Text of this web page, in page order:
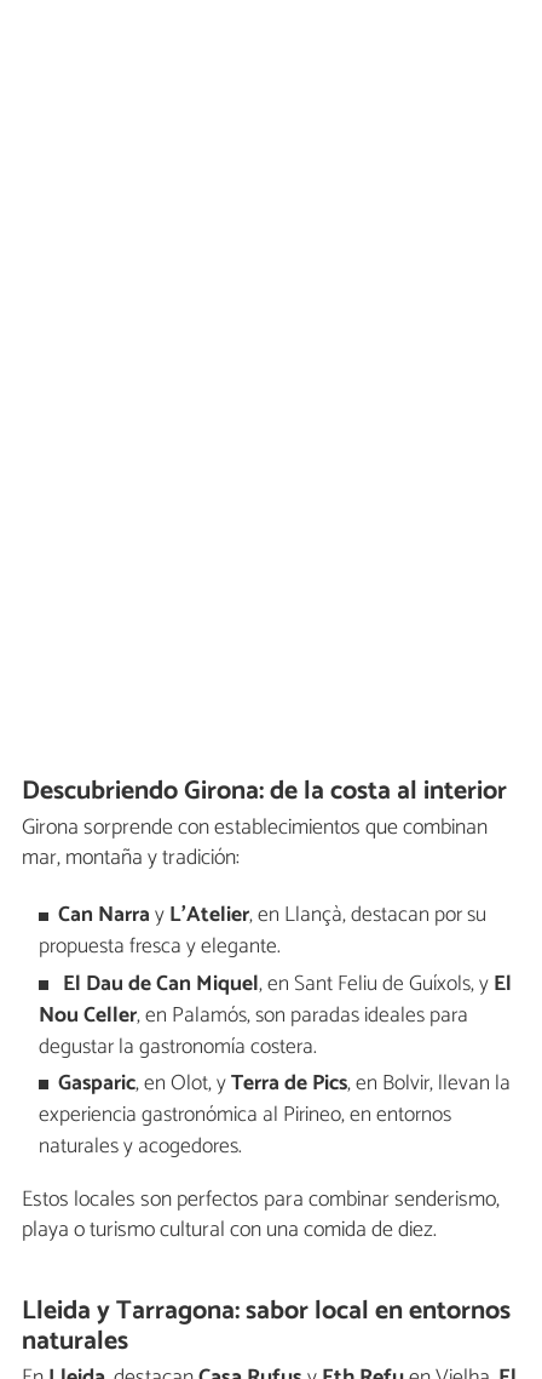
Descubriendo Girona: de la costa al interior
Girona sorprende con establecimientos que combinan
mar, montaña y tradición:
Can NarrayL’Atelier, en Llançà, destacan por su
propuesta fresca y elegante.
El Dau de Can Miquel, en Sant Feliu de Guíxols, yEl
Nou Celler, en Palamós, son paradas ideales para
degustar la gastronomía costera.
Gasparic, en Olot, yTerra de Pics, en Bolvir, llevan la
experiencia gastronómica al Pirineo, en entornos
naturales y acogedores.
Estos locales son perfectos para combinar senderismo,
playa o turismo cultural con una comida de diez.
Lleida y Tarragona: sabor local en entornos
naturales